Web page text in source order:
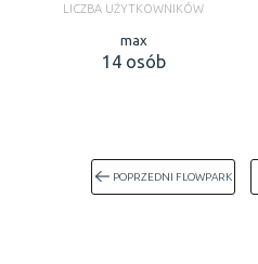
LICZBA UŻYTKOWNIKÓW
max
14 osób
POPRZEDNI FLOWPARK